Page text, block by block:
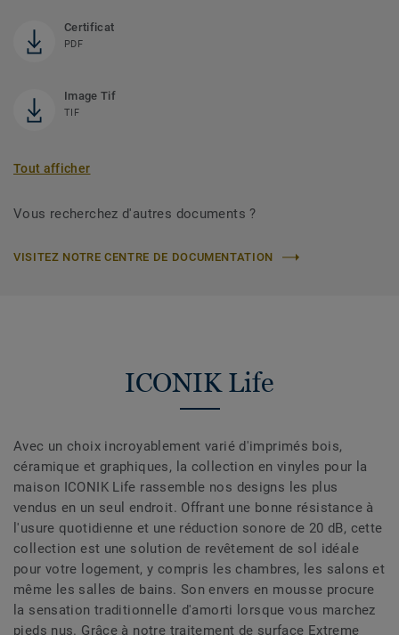
Certificat
PDF
Image Tif
TIF
Tout afficher
Vous recherchez d'autres documents ?
VISITEZ NOTRE CENTRE DE DOCUMENTATION
ICONIK Life
Avec un choix incroyablement varié d'imprimés bois,
céramique et graphiques, la collection en vinyles pour la
maison ICONIK Life rassemble nos designs les plus
vendus en un seul endroit. Offrant une bonne résistance à
l'usure quotidienne et une réduction sonore de 20 dB, cette
collection est une solution de revêtement de sol idéale
pour votre logement, y compris les chambres, les salons et
même les salles de bains. Son envers en mousse procure
la sensation traditionnelle d'amorti lorsque vous marchez
pieds nus. Grâce à notre traitement de surface Extreme